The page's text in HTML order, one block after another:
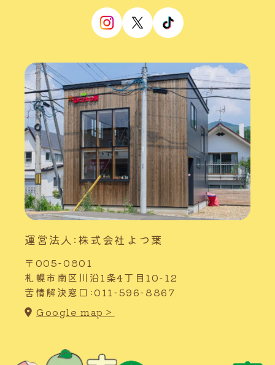
運営法人:株式会社よつ葉
〒005-0801
札幌市南区川沿1条4丁目10-12
苦情解決窓口:011-596-8867
Google map＞